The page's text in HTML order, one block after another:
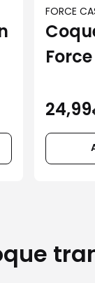
FORCE
24,99